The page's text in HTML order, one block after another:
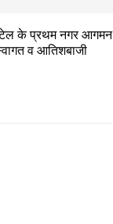
के प्रथम नगर आगमन
व आतिशबाजी